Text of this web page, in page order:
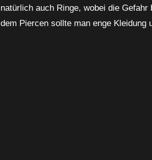
natürlich auch Ringe, wobei die
dem Piercen sollte man enge Kleidung